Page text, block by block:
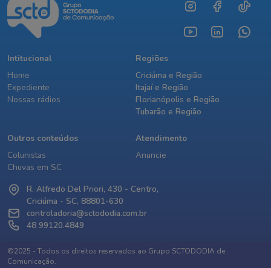
Intitucional
Home
Expediente
Nossas rádios
Regiões
Criciúma e Região
Itajaí e Região
Florianópolis e Região
Tubarão e Região
Outros conteúdos
Colunistas
Chuvas em SC
Atendimento
Anuncie
R. Alfredo Del Priori, 430 - Centro,
Criciúma - SC, 88801-630
controladoria@sctododia.com.br
48 99120.4849
©2025 - Todos os direitos reservados ao Grupo SCTODODIA de
Comunicação.